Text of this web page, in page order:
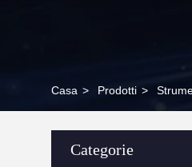
Casa > Prodotti >
Categorie